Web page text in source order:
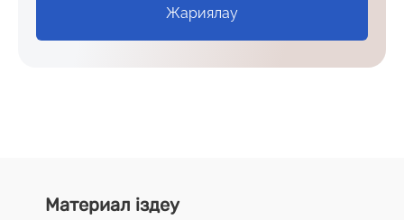
Жариялау
Материал іздеу